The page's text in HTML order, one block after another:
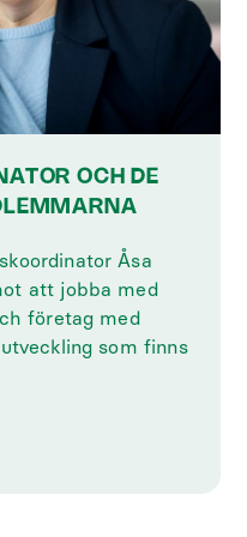
OCH DE
Åsa
att jobba med
företag med
som finns